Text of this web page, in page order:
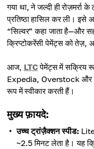
गया था, ने जल्दी ही
प्रतिष्ठा हासिल कर ली।
“सिल्वर” कहा जाता है—और
क्रिप्टोकरेंसी पेमेंट्स को तेज़,
आज, LTCपेमेंट्स में सक्रिय
Expedia, Overstock और
रूप में स्वीकार करती हैं।
मुख्य फ़ायदे:
उच्च ट्रांज़ैक्शन स्पीड:
~2.5 मिनट लेता है। यह